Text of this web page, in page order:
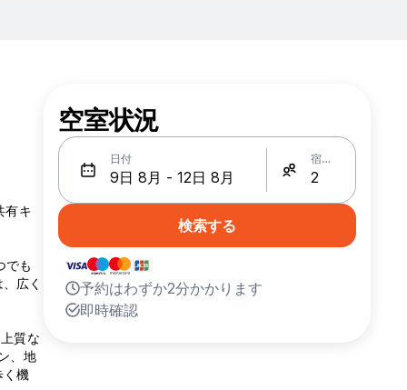
有キ
でも
広く
質な
、地
く機
空室状況
日付 宿泊人数
検索する
予約はわずか2分かかります
即時確認